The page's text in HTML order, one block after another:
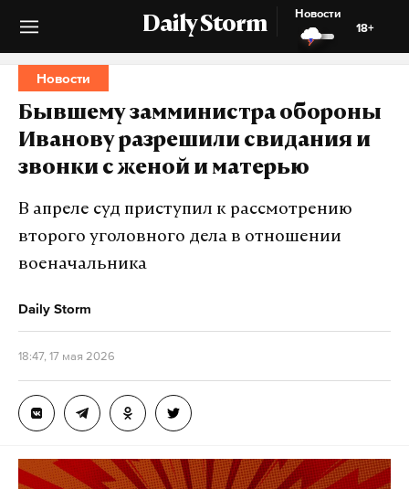
Daily Storm
Новости
18+
Новости
Бывшему замминистра обороны
Иванову разрешили свидания и
звонки с женой и матерью
В апреле суд приступил к рассмотрению
второго уголовного дела в отношении
военачальника
Daily Storm
18:47, 17 мая 2026